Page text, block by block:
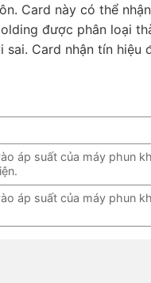
Card này có thể
được phân loại
Card nhận tín
áp suất của máy phun
áp suất của máy phun